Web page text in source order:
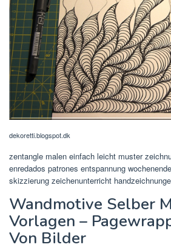
dekoretti.blogspot.dk
zentangle malen einfach leicht muster
enredados patrones entspannung
skizzierung zeichenunterricht
Wandmotive Selber
Vorlagen –
Von Bilder